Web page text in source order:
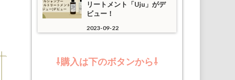
リートメント「Uju」がデ
ビュー！
2023-09-22
⇩購入は下のボタンから⇩